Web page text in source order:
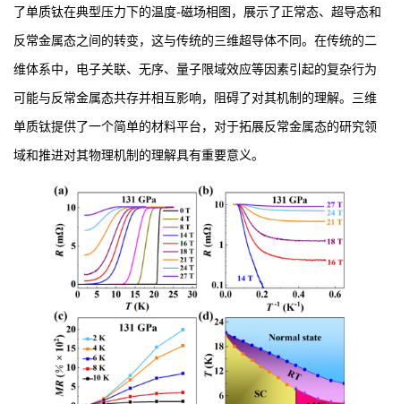
了单质钛在典型压力下的温度-磁场相图，展示了正常态、超导态和
反常金属态之间的转变，这与传统的三维超导体不同。在传统的二
维体系中，电子关联、无序、量子限域效应等因素引起的复杂行为
可能与反常金属态共存并相互影响，阻碍了对其机制的理解。三维
单质钛提供了一个简单的材料平台，对于拓展反常金属态的研究领
域和推进对其物理机制的理解具有重要意义。